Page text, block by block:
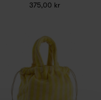
375,00 kr